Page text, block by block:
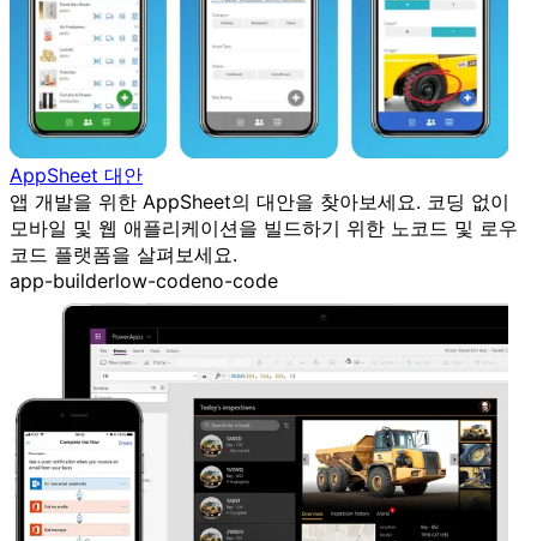
AppSheet 대안
앱 개발을 위한 AppSheet의 대안을 찾아보세요. 코딩 없이
모바일 및 웹 애플리케이션을 빌드하기 위한 노코드 및 로우
코드 플랫폼을 살펴보세요.
app-builderlow-codeno-code